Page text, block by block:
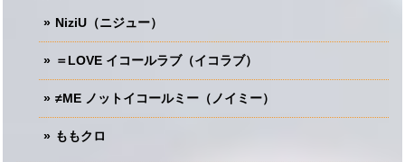
NiziU（ニジュー）
＝LOVE イコールラブ（イコラブ）
≠ME ノットイコールミー（ノイミー）
ももクロ